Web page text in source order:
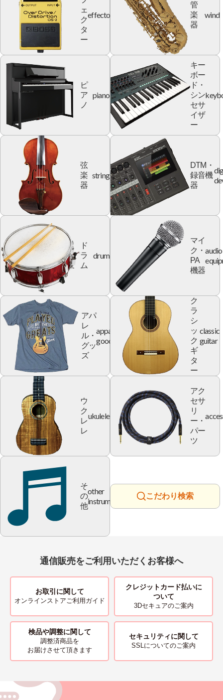
ェ
ク
タ
ー
effector
管
楽
器
wind
ピ
ア
ノ
piano
キー
ボー
ド・
シン
セサ
イザ
ー
弦
楽
器
string
DTM・
録音機
器
ド
ラ
ム
drum
マイ
ク・
PA
機器
audio
アパ
レ
ル・
グッ
ズ
apparel
goods
ク
ラ
シ
ッ
ク
ギ
タ
ー
classic
guitar
ウ
ク
レ
レ
ukulele
アク
セサ
リ
ー・
パー
ツ
そ
の
他
other
instrument
こだわり検索
通信販売をご利用いただくお客様へ
お取引に関して
オンラインストアご利用ガイド
クレジットカード払いに
ついて
3Dセキュアのご案内
検品や調整に関して
調整済商品を
お届けさせて頂きます
セキュリティに関して
SSLについてのご案内